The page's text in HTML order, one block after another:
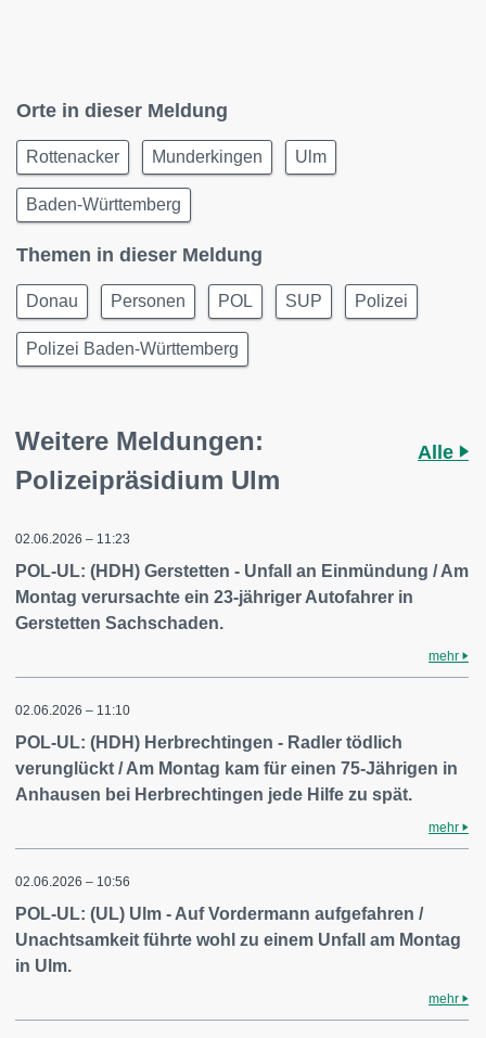
Orte in dieser Meldung
Rottenacker Munderkingen Ulm
Baden-Württemberg
Themen in dieser Meldung
Donau Personen POL SUP Polizei
Polizei Baden-Württemberg
Weitere Meldungen:
Polizeipräsidium Ulm
Alle
02.06.2026 – 11:23
POL-UL: (HDH) Gerstetten - Unfall an Einmündung / Am
Montag verursachte ein 23-jähriger Autofahrer in
Gerstetten Sachschaden.
mehr
02.06.2026 – 11:10
POL-UL: (HDH) Herbrechtingen - Radler tödlich
verunglückt / Am Montag kam für einen 75-Jährigen in
Anhausen bei Herbrechtingen jede Hilfe zu spät.
mehr
02.06.2026 – 10:56
POL-UL: (UL) Ulm - Auf Vordermann aufgefahren /
Unachtsamkeit führte wohl zu einem Unfall am Montag
in Ulm.
mehr